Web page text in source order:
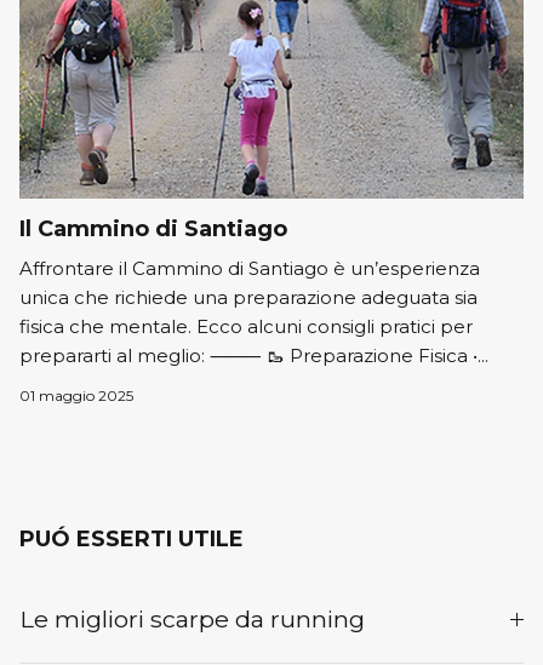
Il Cammino di Santiago
Affrontare il Cammino di Santiago è un’esperienza
unica che richiede una preparazione adeguata sia
fisica che mentale. Ecco alcuni consigli pratici per
prepararti al meglio: ⸻ 🥾 Preparazione Fisica •...
01 maggio 2025
PUÓ ESSERTI UTILE
Le migliori scarpe da running